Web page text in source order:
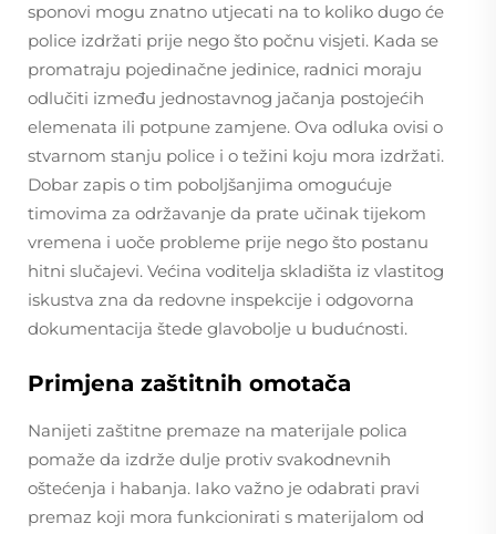
sponovi mogu znatno utjecati na to koliko dugo će
police izdržati prije nego što počnu visjeti. Kada se
promatraju pojedinačne jedinice, radnici moraju
odlučiti između jednostavnog jačanja postojećih
elemenata ili potpune zamjene. Ova odluka ovisi o
stvarnom stanju police i o težini koju mora izdržati.
Dobar zapis o tim poboljšanjima omogućuje
timovima za održavanje da prate učinak tijekom
vremena i uoče probleme prije nego što postanu
hitni slučajevi. Većina voditelja skladišta iz vlastitog
iskustva zna da redovne inspekcije i odgovorna
dokumentacija štede glavobolje u budućnosti.
Primjena zaštitnih omotača
Nanijeti zaštitne premaze na materijale polica
pomaže da izdrže dulje protiv svakodnevnih
oštećenja i habanja. Iako važno je odabrati pravi
premaz koji mora funkcionirati s materijalom od